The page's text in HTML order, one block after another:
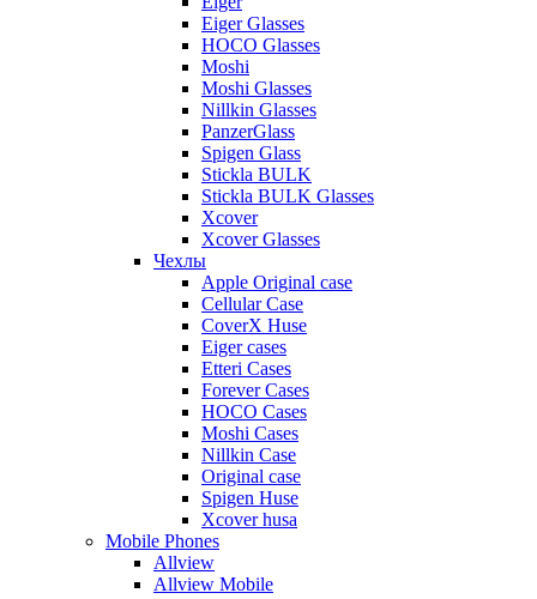
Eiger Glasses
HOCO Glasses
Moshi
Moshi Glasses
Nillkin Glasses
PanzerGlass
Spigen Glass
Stickla BULK
Stickla BULK Glasses
Xcover
Xcover Glasses
Чехлы
Apple Original case
Cellular Case
CoverX Huse
Eiger cases
Etteri Cases
Forever Cases
HOCO Cases
Moshi Cases
Nillkin Case
Original case
Spigen Huse
Xcover husa
Mobile Phones
Allview
Allview Mobile